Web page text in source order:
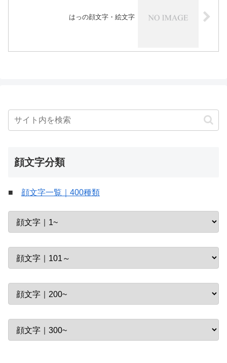
はっの顔文字・絵文字
顔文字分類
■ 顔文字一覧｜400種類